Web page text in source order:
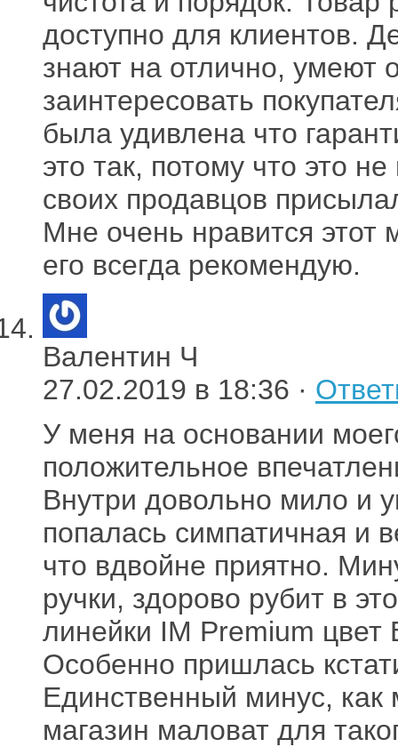
доступно для клиентов.
знают на отлично, умеют
заинтересовать
была удивлена что
это так, потому что это
своих продавцов
Мне очень нравится этот
его всегда рекомендую.
Валентин Ч
27.02.2019 в 18:36 ·
У меня на основании
положительное
Внутри довольно мило и
попалась симпатичная и
что вдвойне приятно.
ручки, здорово рубит в
линейки IM Premium
Особенно пришлась
Единственный минус, как
магазин маловат для